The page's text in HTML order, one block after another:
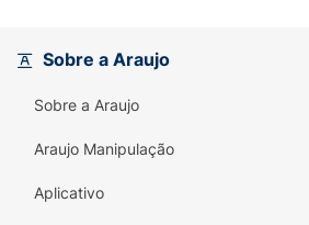
casa. Fabricado em material
seguro, é ideal para cães de
que adoram roer e brincar.
Principais Benefícios:
Saúde Bucal:
Sobre a Araujo
Sobre a Araujo
Araujo Manipulação
Aplicativo